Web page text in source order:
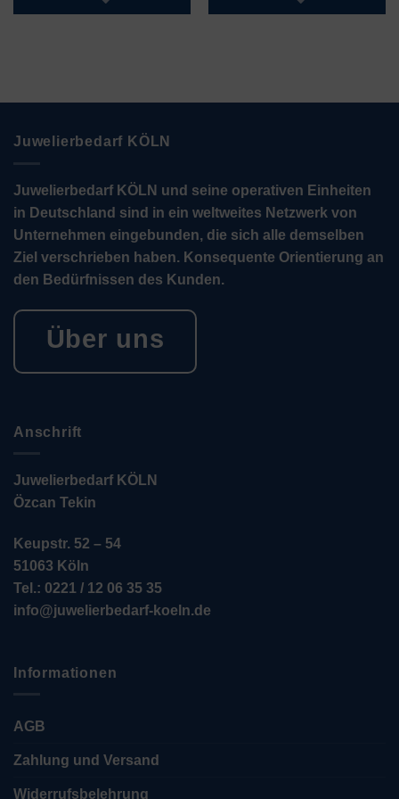
Juwelierbedarf KÖLN
Juwelierbedarf KÖLN und seine operativen Einheiten
in Deutschland sind in ein weltweites Netzwerk von
Unternehmen eingebunden, die sich alle demselben
Ziel verschrieben haben. Konsequente Orientierung an
den Bedürfnissen des Kunden.
Über uns
Anschrift
Juwelierbedarf KÖLN
Özcan Tekin
Keupstr. 52 – 54
51063 Köln
Tel.: 0221 / 12 06 35 35
info@juwelierbedarf-koeln.de
Informationen
AGB
Zahlung und Versand
Widerrufsbelehrung